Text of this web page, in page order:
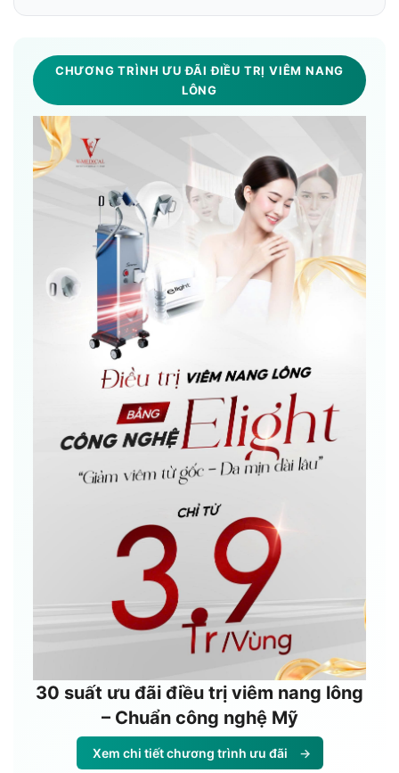
CHƯƠNG TRÌNH ƯU ĐÃI ĐIỀU TRỊ VIÊM NANG
LÔNG
30 suất ưu đãi điều trị viêm nang lông
– Chuẩn công nghệ Mỹ
Xem chi tiết chương trình ưu đãi →